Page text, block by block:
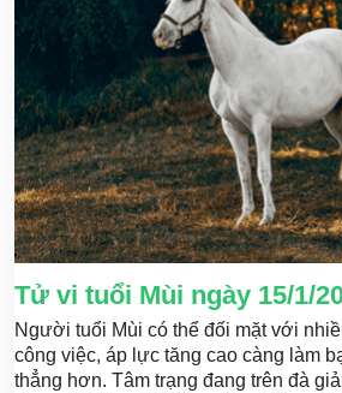
Tử vi tuổi Mùi ngày 15/1/
Người tuổi Mùi có thể đối mặt với
công việc, áp lực tăng cao càng làm
thẳng hơn. Tâm trạng đang trên đà